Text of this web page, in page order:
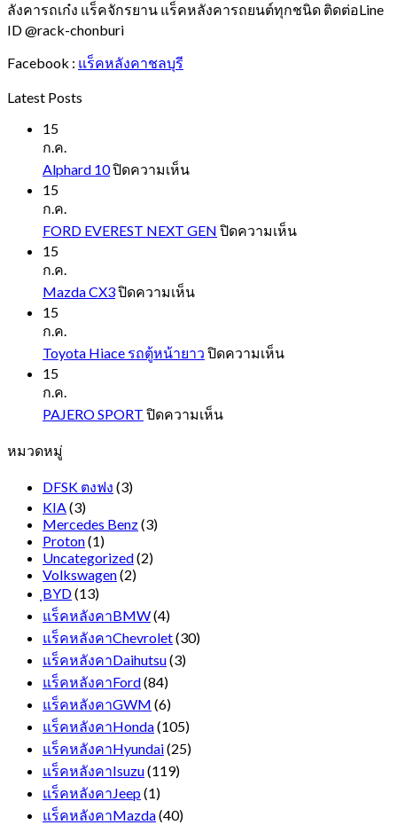
ลังคารถเก๋ง แร็คจักรยาน แร็คหลังคารถยนต์ทุกชนิด ติดต่อLine
ID @rack-chonburi
Facebook : แร็คหลังคาชลบุรี
Latest Posts
15
ก.ค.
Alphard 10ปิดความเห็นบน
15
ก.ค.
FORD EVEREST NEXT GEN ปิดความเห็นบน
15
ก.ค.
Mazda CX3ปิดความเห็นบน
15
ก.ค.
Toyota Hiace รถตู้หน้ายาว ปิดความเห็นบน
15
ก.ค.
PAJERO SPORT ปิดความเห็นบน
หมวดหมู่
DFSK ตงฟง (3)
KIA(3)
Mercedes Benz(3)
Proton(1)
Uncategorized(2)
Volkswagen(2)
ฺBYD(13)
แร็คหลังคาBMW(4)
แร็คหลังคาChevrolet(30)
แร็คหลังคาDaihutsu(3)
แร็คหลังคาFord(84)
แร็คหลังคาGWM (6)
แร็คหลังคาHonda(105)
แร็คหลังคาHyundai(25)
แร็คหลังคาIsuzu(119)
แร็คหลังคาJeep(1)
แร็คหลังคาMazda(40)